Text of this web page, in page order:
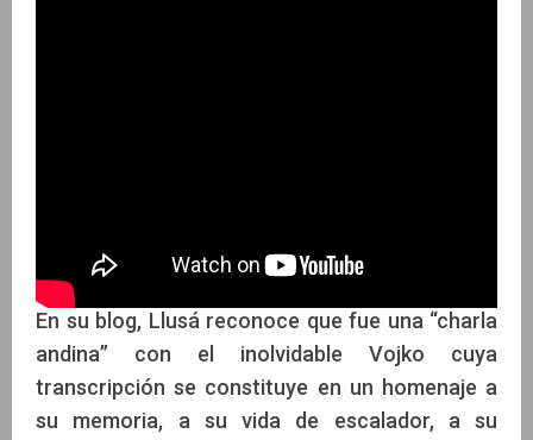
En su blog, Llusá reconoce que fue una “charla
andina” con el inolvidable Vojko cuya
transcripción se constituye en un homenaje a
su memoria, a su vida de escalador, a su